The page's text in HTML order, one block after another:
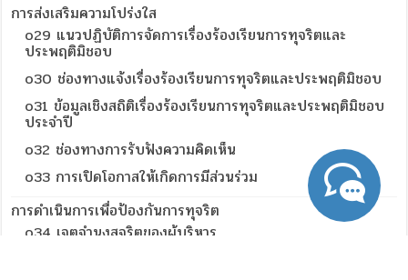
การส่งเสริมความโปร่งใส
o29 แนวปฏิบัติการจัดการเรื่องร้องเรียนการทุจริตและ
ประพฤติมิชอบ
o30 ช่องทางแจ้งเรื่องร้องเรียนการทุจริตและประพฤติมิชอบ
o31 ข้อมูลเชิงสถิติเรื่องร้องเรียนการทุจริตและประพฤติมิชอบ
ประจำปี
o32 ช่องทางการรับฟังความคิดเห็น
o33 การเปิดโอกาสให้เกิดการมีส่วนร่วม
การดำเนินการเพื่อป้องกันการทุจริต
o34 เจตจำนงสุจริตของผู้บริหาร